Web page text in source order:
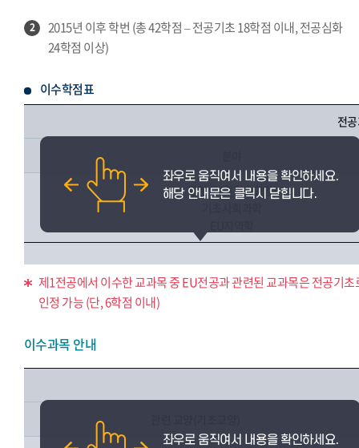
2
2015년 이후 학번 (총 42학점 – 전공기초 18학점 이내, 전공심화
24학점 이상)
이수학점표
전
관련 교양(기초교양)
제1전공에서 이수한 교과목 중 EU전공과 관련된 교과목은 전공기초
인정 가능 (단, 6학점 이내)
이수과목 안내